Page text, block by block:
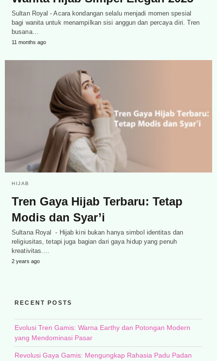
Sultan Royal - Acara kondangan selalu menjadi momen spesial
bagi wanita untuk menampilkan sisi anggun dan percaya diri. Tren
busana…
11 months ago
HIJAB
Tren Gaya Hijab Terbaru: Tetap
Modis dan Syar’i
Sultana Royal - Hijab kini bukan hanya simbol identitas dan
religiusitas, tetapi juga bagian dari gaya hidup yang penuh
kreativitas.…
2 years ago
RECENT POSTS
Evolusi Tren Gamis: Warna Earthy dan Potongan Modern
yang Mendominasi Pasar
Revolusi Gaya Gamis: Mengungkap Rahasia Padu Padan